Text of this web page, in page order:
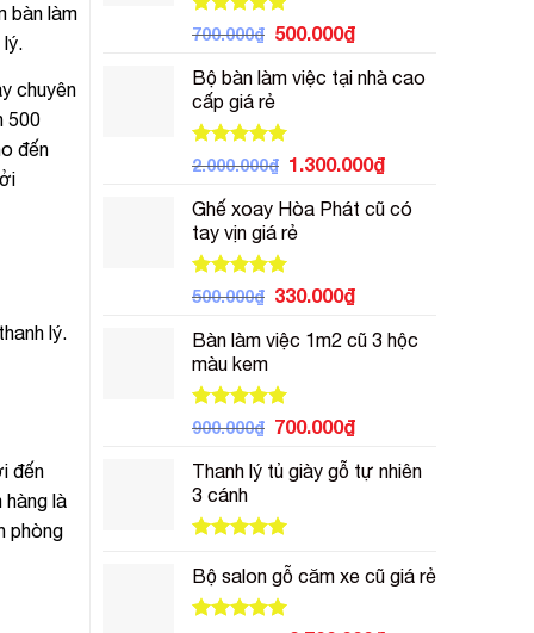
Được xếp
5.00
5 sao
700.000₫ Giá
là:
700.000₫.
500.000₫Giá
tại
Bộ bàn làm việc tại nhà cao
cấp giá rẻ
Được xếp
5 sao
2.000.000₫ Giá
là:
2.000.000₫.
1.300.000₫Giá
tại
Ghế xoay Hòa Phát cũ có
tay vịn giá rẻ
Được xếp
5.00
5 sao
500.000₫ Giá
là:
330.000₫Giá
tại
Bàn làm việc 1m2 cũ 3 hộc
màu kem
Được xếp
5.00
5 sao
900.000₫ Giá
là:
700.000₫Giá
tại
Thanh lý tủ giày gỗ tự nhiên
3 cánh
hạng5.00
5 sao
Bộ salon gỗ căm xe cũ giá rẻ
bàn làm
lý.
chuyên
500
đến
lý.
đến
hàng là
phòng